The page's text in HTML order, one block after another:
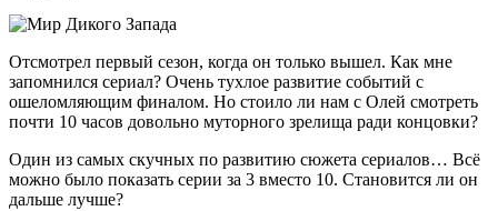
Отсмотрел первый сезон, когда он только вышел. Как мне
запомнился сериал? Очень тухлое развитие событий с
ошеломляющим финалом. Но стоило ли нам с Олей смотреть
почти 10 часов довольно муторного зрелища ради концовки?
Один из самых скучных по развитию сюжета сериалов… Всё
можно было показать серии за 3 вместо 10. Становится ли он
дальше лучше?